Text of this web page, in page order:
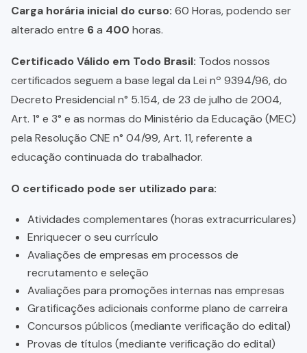
Carga horária inicial do curso: 60 Horas, podendo ser
alterado entre 6a 400 horas.
Certificado Válido em Todo Brasil: Todos nossos
certificados seguem a base legal da Lei nº 9394/96, do
Decreto Presidencial n° 5.154, de 23 de julho de 2004,
Art. 1° e 3° e as normas do Ministério da Educação (MEC)
pela Resolução CNE n° 04/99, Art. 11, referente a
educação continuada do trabalhador.
O certificado pode ser utilizado para:
Atividades complementares (horas extracurriculares)
Enriquecer o seu currículo
Avaliações de empresas em processos de
recrutamento e seleção
Avaliações para promoções internas nas empresas
Gratificações adicionais conforme plano de carreira
Concursos públicos (mediante verificação do edital)
Provas de títulos (mediante verificação do edital)